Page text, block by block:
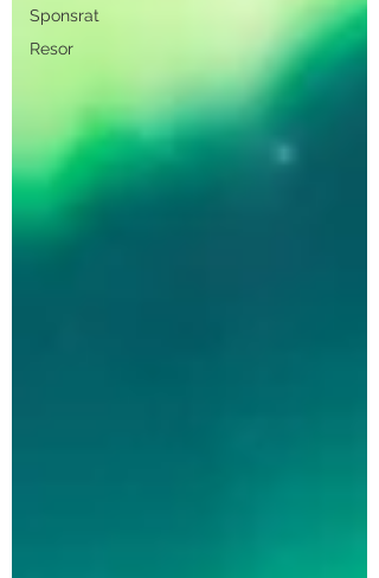
Sponsrat
Resor